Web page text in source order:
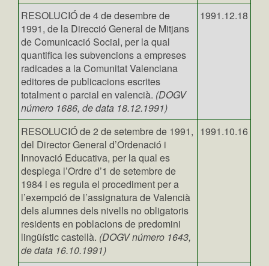
RESOLUCIÓ de 4 de desembre de
1991, de la Direcció General de Mitjans
de Comunicació Social, per la qual
quantifica les subvencions a empreses
radicades a la Comunitat Valenciana
editores de publicacions escrites
totalment o parcial en valencià. (DOGV
número 1686, de data 18.12.1991)
1991.12.18
RESOLUCIÓ de 2 de setembre de 1991,
del Director General d’Ordenació i
Innovació Educativa, per la qual es
desplega l’Ordre d’1 de setembre de
1984 i es regula el procediment per a
l’exempció de l’assignatura de Valencià
dels alumnes dels nivells no obligatoris
residents en poblacions de predomini
lingüístic castellà. (DOGV número 1643,
de data 16.10.1991)
1991.10.16